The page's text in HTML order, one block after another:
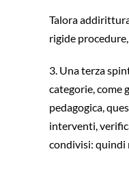
Talora
rigide
3. Una terza
categorie, come
pedagogica,
interventi,
condivisi: quindi